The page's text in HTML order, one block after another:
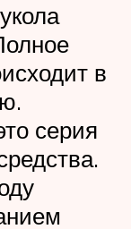
в
серия